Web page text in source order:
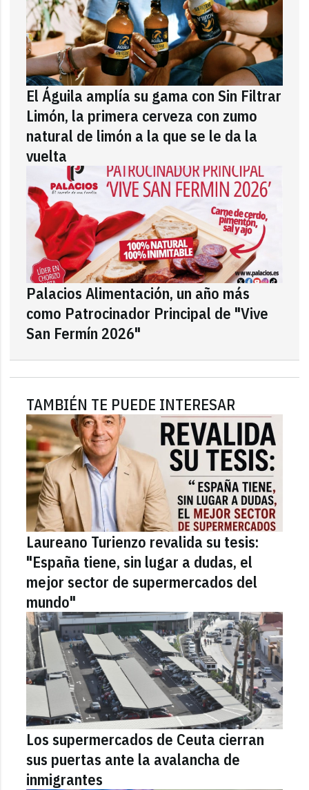
El Águila amplía su gama con Sin Filtrar
Limón, la primera cerveza con zumo
natural de limón a la que se le da la
vuelta
Palacios Alimentación, un año más
como Patrocinador Principal de "Vive
San Fermín 2026"
TAMBIÉN TE PUEDE INTERESAR
Laureano Turienzo revalida su tesis:
"España tiene, sin lugar a dudas, el
mejor sector de supermercados del
mundo"
Los supermercados de Ceuta cierran
sus puertas ante la avalancha de
inmigrantes